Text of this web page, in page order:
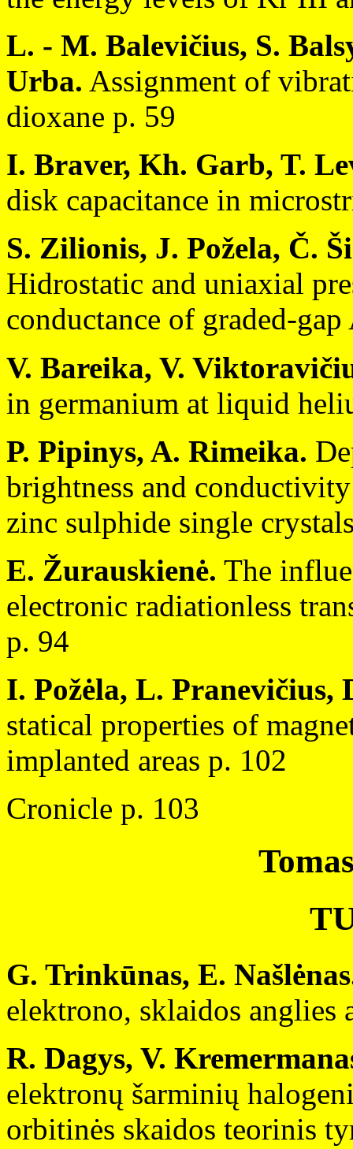
L. - M. Balevičius, S.
Urba. Assignment of
dioxane p. 59
I. Braver, Kh. Garb, T.
disk capacitance in
S. Zilionis, J. Požela, Č.
Hidrostatic and uniaxial
conductance of graded-
V. Bareika, V.
in germanium at liquid
P. Pipinys, A. Rimeika.
brightness and
zinc sulphide single
E. Žurauskienė. The
electronic radiationless
p. 94
I. Požėla, L. Pranevičius,
statical properties of
implanted areas p. 102
Cronicle p. 103
G. Trinkūnas, E.
elektrono, sklaidos anglies
R. Dagys, V.
elektronų šarminių
orbitinės skaidos teorinis